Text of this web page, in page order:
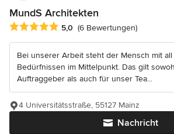
MundS Architekten
Durchschnittliche Bewertung: 5 von 5
5,0 (6 Bewertungen)
Bei unserer Arbeit steht der Mensch mit
Bedürfnissen im Mittelpunkt. Das gilt
Auftraggeber als auch für unser Tea...
Nachricht
4 Universitätsstraße, 55127 Mainz